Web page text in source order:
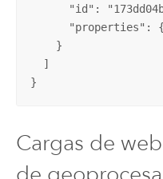
"id":
"properties":
    }
  ]
}
Cargas de